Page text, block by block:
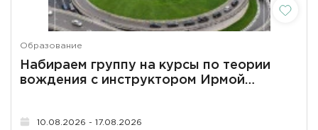
Образование
Набираем группу на курсы по теории
вождения с инструктором Ирмой
10.08.2026 - 17.08.2026